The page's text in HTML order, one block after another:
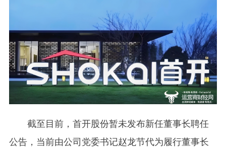
截至目前，首开股份暂未发布新任董事长聘任
公告，当前由公司党委书记赵龙节代为履行董事长